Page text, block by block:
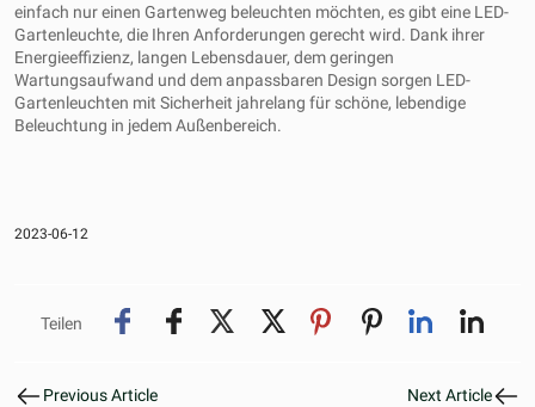
einfach nur einen Gartenweg beleuchten möchten, es gibt eine LED-
Gartenleuchte, die Ihren Anforderungen gerecht wird. Dank ihrer
Energieeffizienz, langen Lebensdauer, dem geringen
Wartungsaufwand und dem anpassbaren Design sorgen LED-
Gartenleuchten mit Sicherheit jahrelang für schöne, lebendige
Beleuchtung in jedem Außenbereich.
2023-06-12
Teilen
Previous Article Next Article